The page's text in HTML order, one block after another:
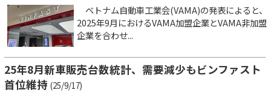
ベトナム自動車工業会(VAMA)の発表によると、
2025年9月におけるVAMA加盟企業とVAMA非加盟
企業を合わせ...
25年8月新車販売台数統計、需要減少もビンファスト
首位維持 (25/9/17)